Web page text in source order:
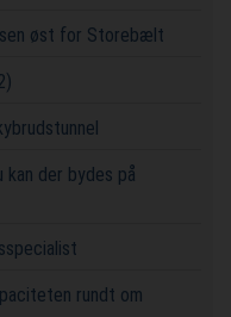
øst for Storebælt
der bydes på
rundt om